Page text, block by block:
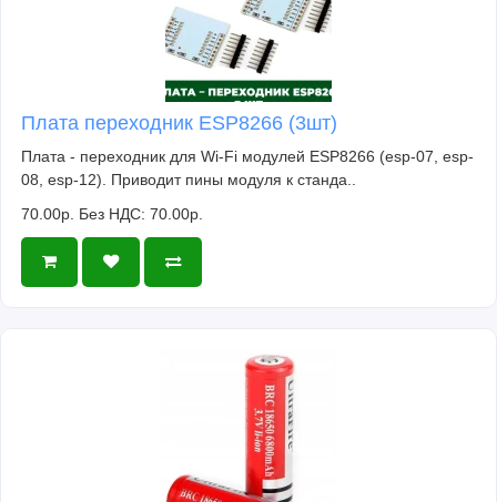
Плата переходник ESP8266 (3шт)
Плата - переходник для Wi-Fi модулей ESP8266 (esp-07, esp-
08, esp-12). Приводит пины модуля к станда..
70.00р. Без НДС: 70.00р.